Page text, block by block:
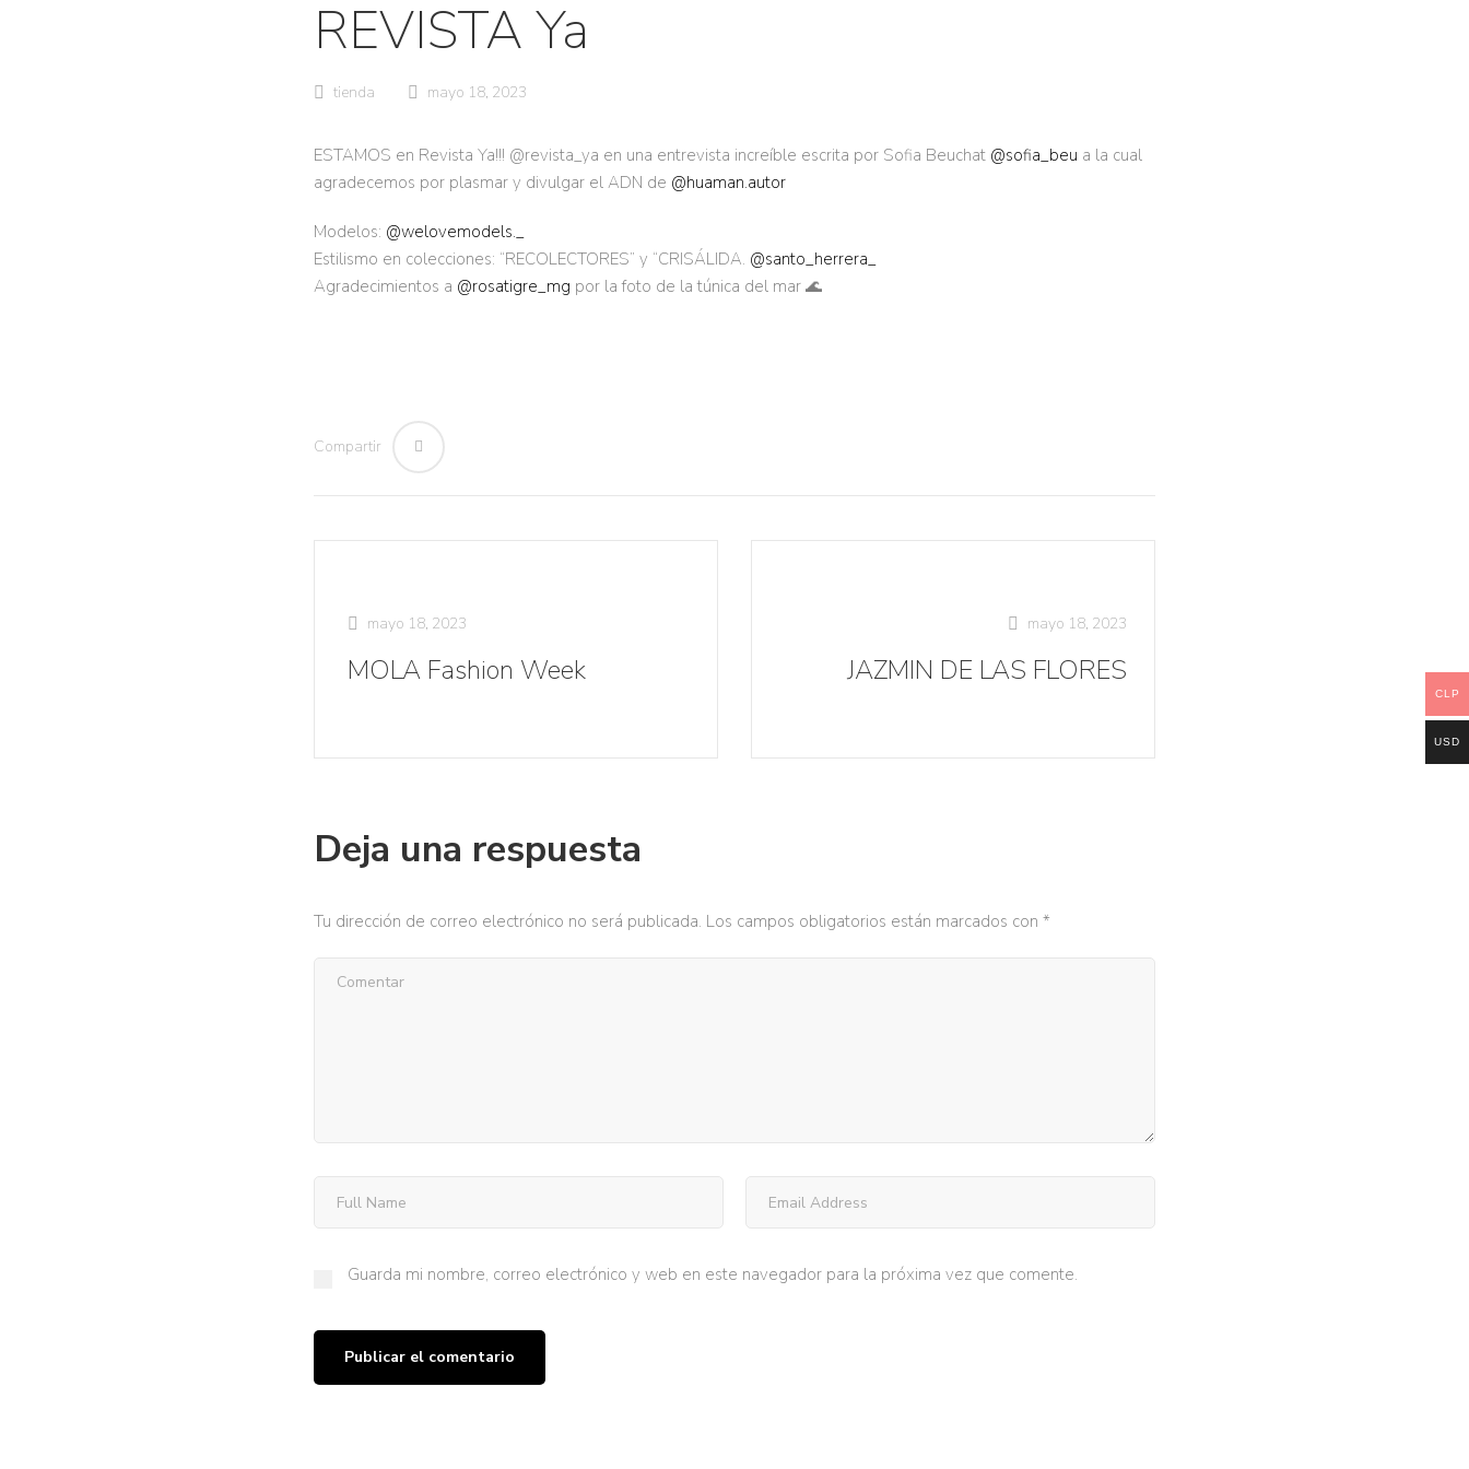
REVISTA Ya
tienda mayo 18, 2023
ESTAMOS en Revista Ya!!! @revista_ya en una entrevista increíble escrita por Sofia Beuchat @sofia_beu a la cual
agradecemos por plasmar y divulgar el ADN de @huaman.autor
Modelos: @welovemodels._
Estilismo en colecciones: “RECOLECTORES” y “CRISÁLIDA. @santo_herrera_
Agradecimientos a @rosatigre_mg por la foto de la túnica del mar 🌊
Compartir
mayo 18, 2023
MOLA Fashion Week
mayo 18, 2023
JAZMIN DE LAS FLORES
Deja una respuesta
Tu dirección de correo electrónico no será publicada. Los campos obligatorios están marcados con *
Guarda mi nombre, correo electrónico y web en este navegador para la próxima vez que comente.
CLP
USD